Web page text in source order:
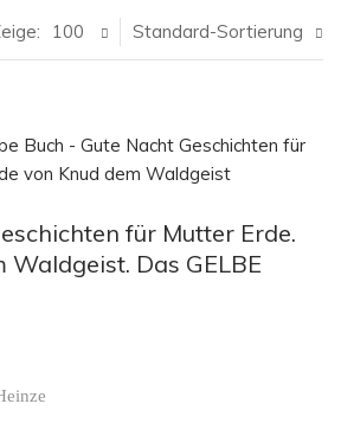
Standard-Sortierung
100
für Mutter Erde.
Waldgeist. Das GELBE